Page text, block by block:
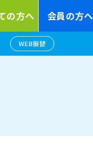
の方へ 会員の方へ
WEB振替